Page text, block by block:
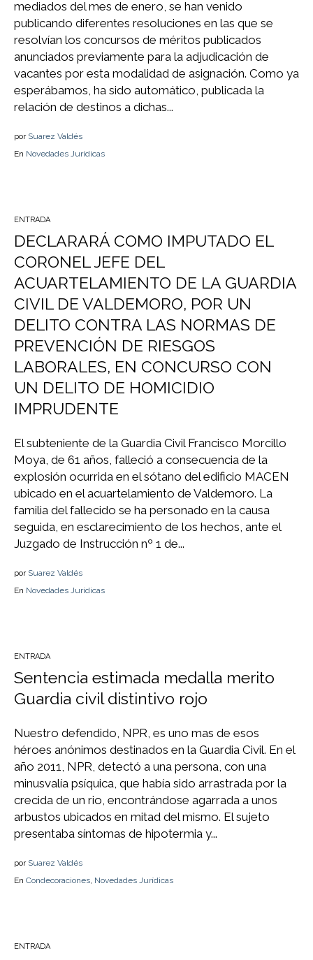
mediados del mes de enero, se han venido
publicando diferentes resoluciones en las que se
resolvían los concursos de méritos publicados
anunciados previamente para la adjudicación de
vacantes por esta modalidad de asignación. Como ya
esperábamos, ha sido automático, publicada la
relación de destinos a dichas...
por Suarez Valdés
En Novedades Jurídicas
ENTRADA
DECLARARÁ COMO IMPUTADO EL
CORONEL JEFE DEL
ACUARTELAMIENTO DE LA GUARDIA
CIVIL DE VALDEMORO, POR UN
DELITO CONTRA LAS NORMAS DE
PREVENCIÓN DE RIESGOS
LABORALES, EN CONCURSO CON
UN DELITO DE HOMICIDIO
IMPRUDENTE
El subteniente de la Guardia Civil Francisco Morcillo
Moya, de 61 años, falleció a consecuencia de la
explosión ocurrida en el sótano del edificio MACEN
ubicado en el acuartelamiento de Valdemoro. La
familia del fallecido se ha personado en la causa
seguida, en esclarecimiento de los hechos, ante el
Juzgado de Instrucción nº 1 de...
por Suarez Valdés
En Novedades Jurídicas
ENTRADA
Sentencia estimada medalla merito
Guardia civil distintivo rojo
Nuestro defendido, NPR, es uno mas de esos
héroes anónimos destinados en la Guardia Civil. En el
año 2011, NPR, detectó a una persona, con una
minusvalía psíquica, que había sido arrastrada por la
crecida de un rio, encontrándose agarrada a unos
arbustos ubicados en mitad del mismo. El sujeto
presentaba síntomas de hipotermia y...
por Suarez Valdés
En Condecoraciones Novedades Jurídicas
ENTRADA